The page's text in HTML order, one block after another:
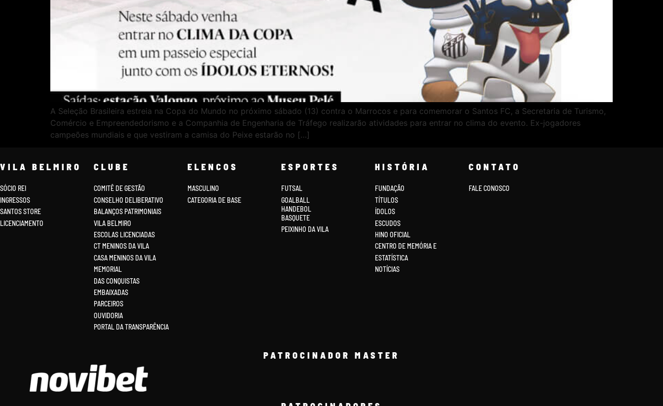
A Seleção Brasileira estreia na Copa do Mundo no próximo sábado (13) contra o Marrocos e para comemorar o Santos FC, a Secretaria de Turismo,
Comércio e Empreendedorismo e a Companhia de Engenharia de Tráfego realizarão atividades para entrar no clima do evento. Ex-jogadores
campeões mundiais e que vestiram a camisa do Peixe estarão no […]
VILA BELMIRO
SÓCIO REI
INGRESSOS
SANTOS STORE
LICENCIAMENTO
CLUBE
COMITÊ DE GESTÃO
CONSELHO DELIBERATIVO
BALANÇOS PATRIMONIAIS
VILA BELMIRO
ESCOLAS LICENCIADAS
CT MENINOS DA VILA
CASA MENINOS DA VILA
MEMORIAL
DAS CONQUISTAS
EMBAIXADAS
PARCEIROS
OUVIDORIA
PORTAL DA TRANSPARÊNCIA
ELENCOS
MASCULINO
CATEGORIA DE BASE
ESPORTES
FUTSAL
GOALBALL
HANDEBOL
BASQUETE
PEIXINHO DA VILA
HISTÓRIA
FUNDAÇÃO
TÍTULOS
ÍDOLOS
ESCUDOS
HINO OFICIAL
CENTRO DE MEMÓRIA E
ESTATÍSTICA
NOTÍCIAS
CONTATO
FALE CONOSCO
PATROCINADOR MASTER